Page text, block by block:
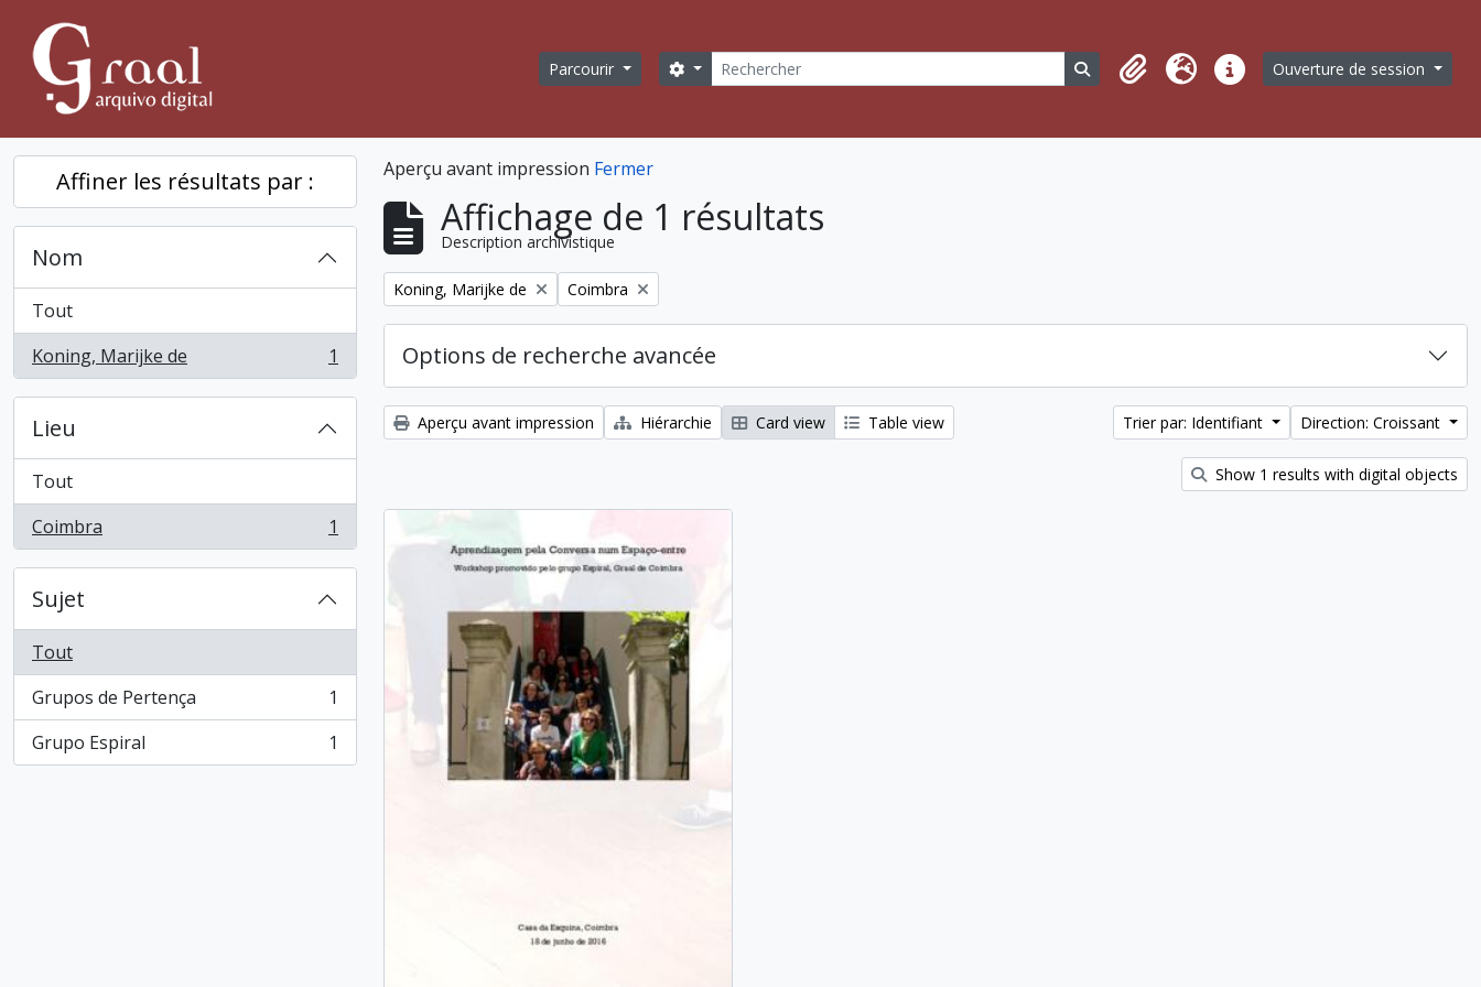
Parcourir Rechercher
Search options Search in browse page
Presse-papier
LangueLiens rapidesOuverture de session
Affiner les résultats par :
Nom
Tout
Koning, Marijke de
, 1 résultats 1
Lieu
Tout
Coimbra
, 1 résultats 1
Sujet
Tout
Grupos de Pertença
, 1 résultats
1
Grupo Espiral
, 1 résultats 1
Aperçu avant impression Fermer
Affichage de 1 résultats
Description archivistique
Remove filter:
Koning, Marijke de Remove filter:
Coimbra
Options de recherche avancée
Aperçu avant impression Hiérarchie Card view Table view Trier par: Identifiant Direction: Croissant
Show 1 results with digital objects